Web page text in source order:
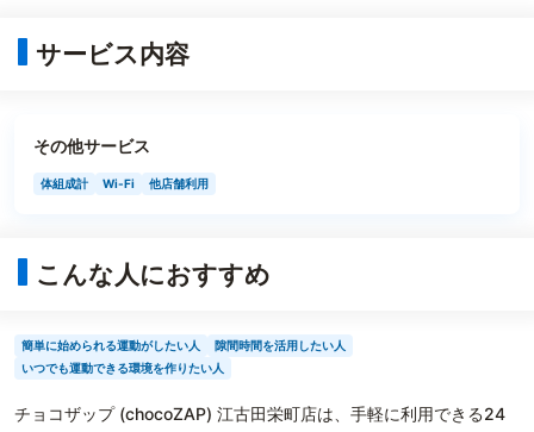
サービス内容
その他サービス
体組成計 Wi-Fi 他店舗利用
こんな人におすすめ
簡単に始められる運動がしたい人
隙間時間を活用したい人
いつでも運動できる環境を作りたい人
チョコザップ (chocoZAP) 江古田栄町店は、手軽に利用できる24